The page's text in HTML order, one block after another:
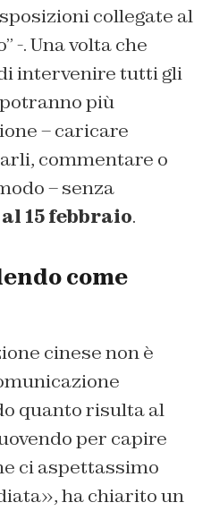
collegate al
-. Una volta che
intervenire tutti gli
più
– caricare
commentare o
– senza
15 febbraio.
come
cinese non è
quanto risulta al
per capire
ci aspettassimo
ha chiarito un